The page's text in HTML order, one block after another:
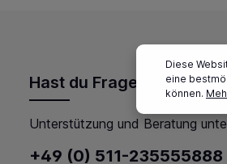
Hast du Fragen?
Unterstützung und Beratung
+49 (0) 511-235555888
Diese
eine
können.